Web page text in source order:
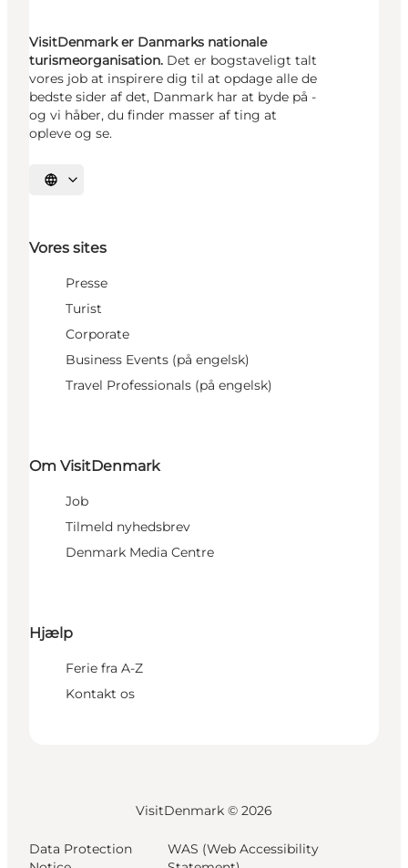
VisitDenmark er Danmarks nationale
turismeorganisation. Det er bogstaveligt talt
vores job at inspirere dig til at opdage alle de
bedste sider af det, Danmark har at byde på -
og vi håber, du finder masser af ting at
opleve og se.
Vælg sprog
Vores sites
Presse
Turist
Corporate
Business Events (på engelsk)
Travel Professionals (på engelsk)
Om VisitDenmark
Job
Tilmeld nyhedsbrev
Denmark Media Centre
Hjælp
Ferie fra A-Z
Kontakt os
VisitDenmark © 2026
Data Protection
WAS (Web Accessibility